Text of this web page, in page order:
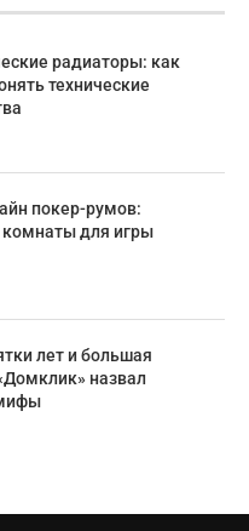
радиаторы: как
технические
покер-румов:
для игры
лет и большая
назвал